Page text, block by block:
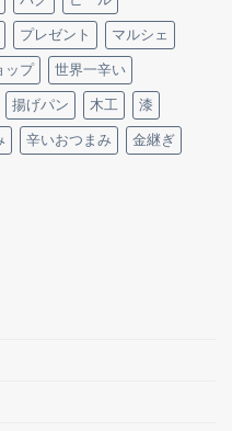
プレゼント マルシェ
ップ 世界一辛い
揚げパン 木工 漆
辛いおつまみ 金継ぎ